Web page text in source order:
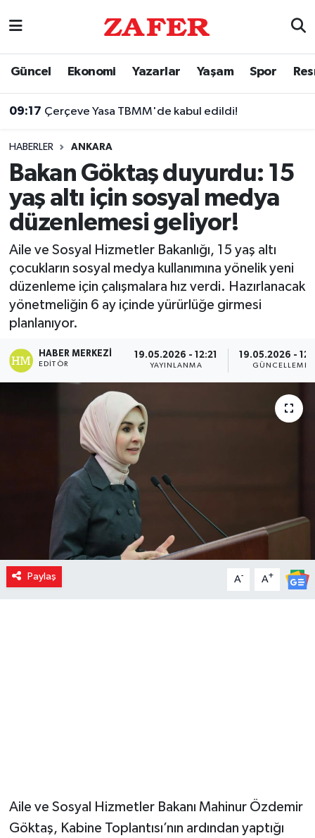
Güncel Ekonomi Yazarlar Yaşam Spor
09:17 Çerçeve Yasa TBMM'de kabul edildi!
HABERLER ANKARA
Bakan Göktaş duyurdu: 15
yaş altı için sosyal medya
düzenlemesi geliyor!
Aile ve Sosyal Hizmetler Bakanlığı, 15 yaş altı
çocukların sosyal medya kullanımına yönelik yeni
düzenleme için çalışmalara hız verdi. Hazırlanacak
yönetmeliğin 6 ay içinde yürürlüğe girmesi
planlanıyor.
HABER MERKEZI
EDITÖR
19.05.2026 - 12:21
YAYINLANMA
19.05.2026 -
GÜNCELLEME
Paylaş A- A+
Aile ve Sosyal Hizmetler Bakanı Mahinur Özdemir
Göktaş, Kabine Toplantısı’nın ardından yaptığı
Nöbetçi Eczaneler
Trafik Durumu
Süper Lig Puan Durumu ve Fikstür
Tüm Manşetler
Son Dakika Haberleri
Haber Arşivi